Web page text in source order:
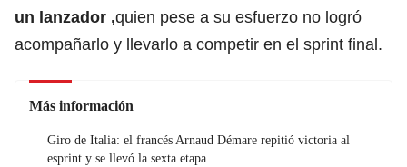
un lanzador ,quien pese a su esfuerzo no logró
acompañarlo y llevarlo a competir en el sprint final.
Más información
Giro de Italia: el francés Arnaud Démare repitió victoria al
esprint y se llevó la sexta etapa